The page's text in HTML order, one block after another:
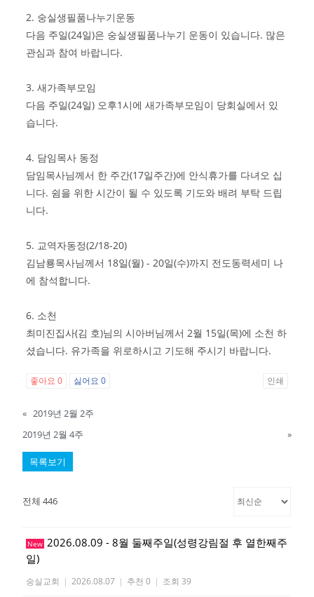
2. 숭실생필품나누기운동
다음 주일(24일)은 숭실생필품나누기 운동이 있습니다. 많은
관심과 참여 바랍니다.
3. 새가족부모임
다음 주일(24일) 오후1시에 새가족부모임이 당회실에서 있
습니다.
4. 담임목사 동정
담임목사님께서 한 주간(17일주간)에 안식휴가를 다녀오 십
니다. 쉼을 위한 시간이 될 수 있도록 기도와 배려 부탁 드립
니다.
5. 교역자동정(2/18-20)
김남룡목사님께서 18일(월) - 20일(수)까지 전도동력세미 나
에 참석합니다.
6. 소천
최미진집사(김 호)님의 시아버님께서 2월 15일(목)에 소천 하
셨습니다. 유가족을 위로하시고 기도해 주시기 바랍니다.
좋아요0 싫어요0 인쇄
« 2019년 2월 2주
2019년 2월 4주
»
목록보기
전체 446
New 2026.08.09 - 8월 둘째주일(성령강림절 후 열한째주
일)
숭실교회 | 2026.08.07 | 추천 0 | 조회 39